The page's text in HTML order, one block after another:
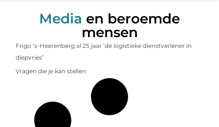
Media en beroemde
mensen
Frigo ’s-Heerenberg al 25 jaar ‘dé logistieke dienstverlener in
diepvries’
Vragen die je kan stellen